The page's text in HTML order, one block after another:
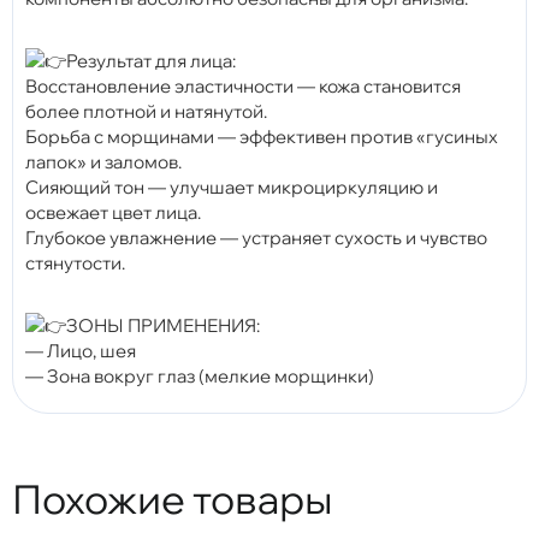
Результат для лица:
Восстановление эластичности — кожа становится
более плотной и натянутой.
Борьба с морщинами — эффективен против «гусиных
лапок» и заломов.
Сияющий тон — улучшает микроциркуляцию и
освежает цвет лица.
Глубокое увлажнение — устраняет сухость и чувство
стянутости.
ЗОНЫ ПРИМЕНЕНИЯ:
— Лицо, шея
— Зона вокруг глаз (мелкие морщинки)
Похожие товары